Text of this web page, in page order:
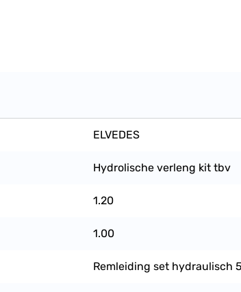
ELVEDES
Hydrolische verleng kit tbv
1.20
1.00
Remleiding set hydraulisch